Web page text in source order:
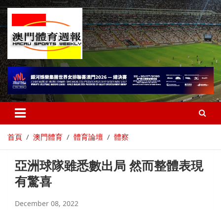
首頁 澳門體育 體育論壇 體察
亞洲球隊雖悉數出局 然而整體表現
有驚喜
December 08, 2022